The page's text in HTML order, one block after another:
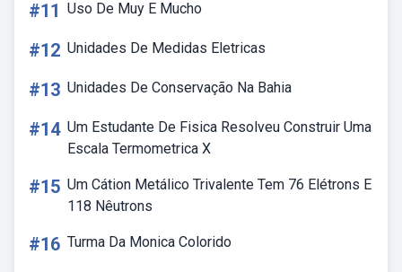
#11 Uso De Muy E Mucho
#12 Unidades De Medidas Eletricas
#13 Unidades De Conservação Na Bahia
#14 Um Estudante De Fisica Resolveu Construir Uma
Escala Termometrica X
#15 Um Cátion Metálico Trivalente Tem 76 Elétrons E
118 Nêutrons
#16 Turma Da Monica Colorido